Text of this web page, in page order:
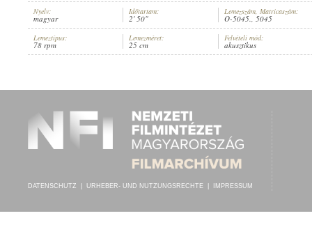
INTERPRET: RÓZSA S. LAJOS,ISMERETLEN ZENÉSZ (ZONGORA)
Nyelv:
magyar
Időtartam:
2' 50"
Lemezszám, Matricaszám:
O-5045., 5045
Lemeztípus:
78 rpm
Lemezméret:
25 cm
Felvételi mód:
akusztikus
DATENSCHUTZ URHEBER- UND NUTZUNGSRECHTE IMPRESSUM